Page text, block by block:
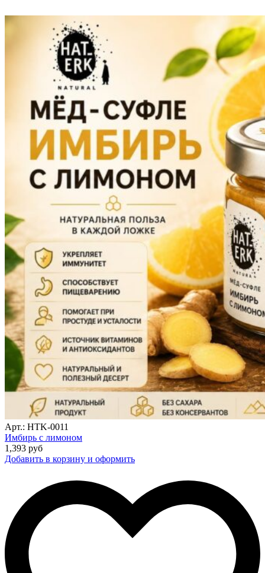
Арт.: HTK-0011
Имбирь с лимоном
1,393 руб
Добавить в корзину и оформить